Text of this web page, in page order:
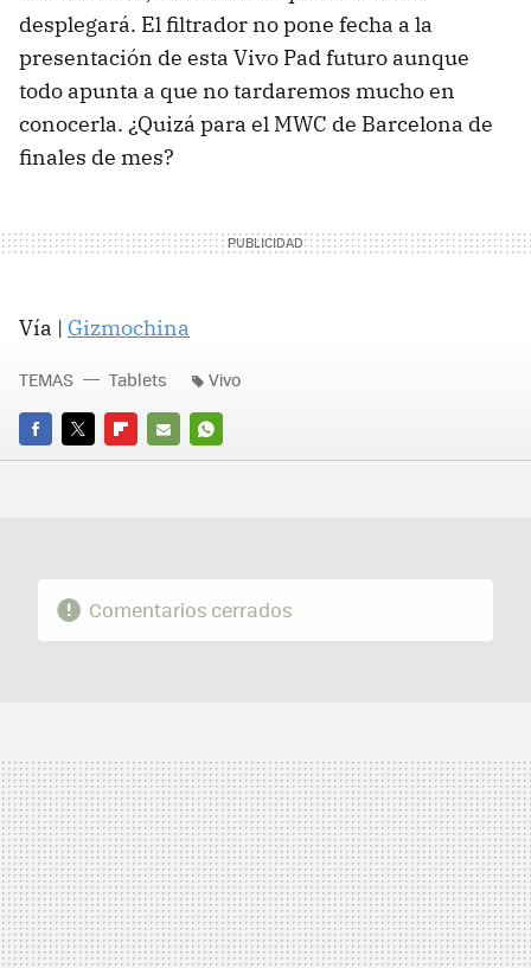
desplegará. El filtrador no pone fecha a la
presentación de esta Vivo Pad futuro aunque
todo apunta a que no tardaremos mucho en
conocerla. ¿Quizá para el MWC de Barcelona de
finales de mes?
Vía | Gizmochina
FACEBOOK
TWITTERFLIPBOARD
E-
WHATSAPP
TEMAS Tablets Vivo
Comentarios cerrados